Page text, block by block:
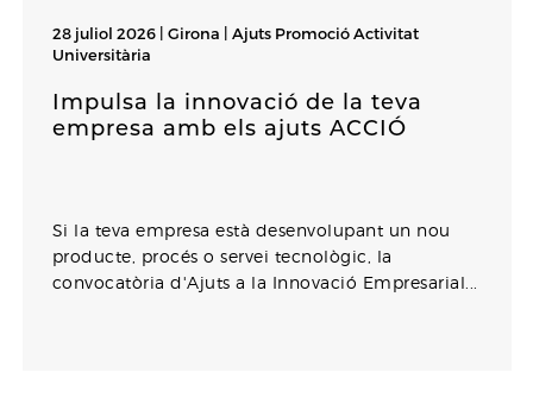
28 juliol 2026 | Girona | Ajuts Promoció Activitat
Universitària
Impulsa la innovació de la teva
empresa amb els ajuts ACCIÓ
Si la teva empresa està desenvolupant un nou
producte, procés o servei tecnològic, la
convocatòria d'Ajuts a la Innovació Empresarial...